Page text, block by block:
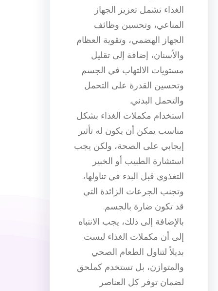
الغذاء تشمل تعزيز الجهاز
المناعي، وتحسين وظائف
الجهاز الهضمي، وتقوية العظام
والأسنان، إضافة إلى تقليل
مستويات الالتهاب في الجسم
وتحسين القدرة على التحمل
والتحمل البدني.
استخدام مكملات الغذاء بشكل
مناسب يمكن أن يكون له تأثير
إيجابي على الصحة، ولكن يجب
استشارة الطبيب أو الخبير
التغذوي قبل البدء في تناولها،
وتجنب الجرعات الزائدة التي
قد تكون ضارة بالجسم.
بالإضافة إلى ذلك، يجب الانتباه
إلى أن مكملات الغذاء ليست
بديلاً لتناول الطعام الصحي
والمتوازن، بل تستخدم كملحق
لضمان توفر كل العناصر